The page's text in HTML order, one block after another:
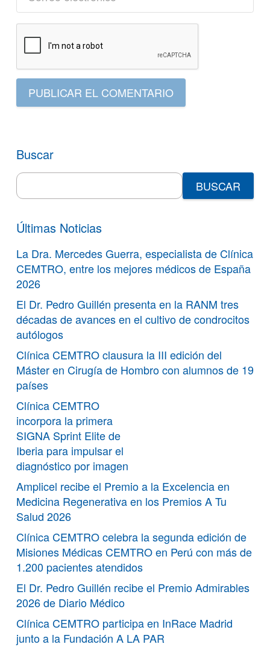
PUBLICAR EL COMENTARIO
Buscar
Search
for:
Últimas Noticias
La Dra. Mercedes Guerra, especialista de Clínica
CEMTRO, entre los mejores médicos de España
2026
El Dr. Pedro Guillén presenta en la RANM tres
décadas de avances en el cultivo de condrocitos
autólogos
Clínica CEMTRO clausura la III edición del
Máster en Cirugía de Hombro con alumnos de 19
países
Clínica CEMTRO
incorpora la primera
SIGNA Sprint Elite de
Iberia para impulsar el
diagnóstico por imagen
Amplicel recibe el Premio a la Excelencia en
Medicina Regenerativa en los Premios A Tu
Salud 2026
Clínica CEMTRO celebra la segunda edición de
Misiones Médicas CEMTRO en Perú con más de
1.200 pacientes atendidos
El Dr. Pedro Guillén recibe el Premio Admirables
2026 de Diario Médico
Clínica CEMTRO participa en InRace Madrid
junto a la Fundación A LA PAR